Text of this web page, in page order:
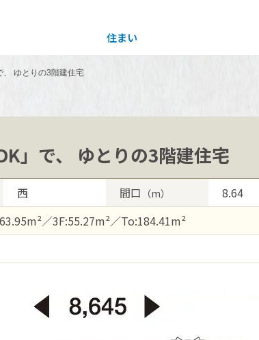
住まい
分譲住宅（建売・土地）検索
中古住宅検索
スムストック検索
分譲マンション検索
[MISAWA RELAY]
企業不動産活用（CRE）戦略
社宅建築
医療・介護・子育て・障がい福祉施設
事業用リノベーション
ホテル・旅館リフォーム
事業用地・事業用建物
分譲用地
お客様センター
新卒者採用
中途採用
障がい者採用
、 ゆとりの3階建住宅
」で、 ゆとりの3階建住宅
西 間口 （m）
8.64
／3F:55.27m²／To:184.41m²